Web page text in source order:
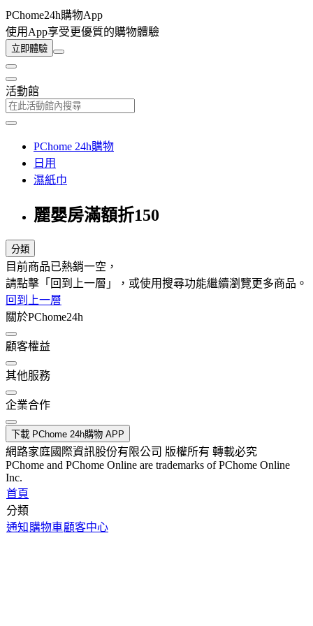
PChome24h購物App
使用App享受更優質的購物體驗
立即體驗
活動館
PChome 24h購物
日用
濕紙巾
麗嬰房滿額折150
分類
目前商品已熱銷一空，
請點擊「回到上一層」，或使用搜尋功能繼續瀏覽更多商品。
回到上一層
關於PChome24h
顧客權益
其他服務
企業合作
下載 PChome 24h購物 APP
網路家庭國際資訊股份有限公司 版權所有 轉載必究
PChome and PChome Online are trademarks of PChome Online
Inc.
首頁
分類
通知 購物車顧客中心